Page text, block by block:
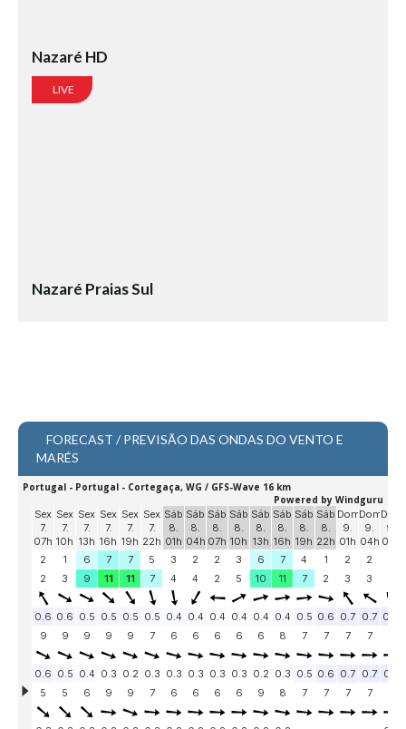
Exclusivos
Norte
Alentejo
Algarve
Loja
Pranchas
Acessórios de Surf
SurfWear
Cursos de Shape
Contactos
Contactos Surftotal
Nazaré HD
LIVE
Nazaré Praias Sul
FORECAST / PREVISÃO DAS ONDAS DO VENTO E
MARÉS